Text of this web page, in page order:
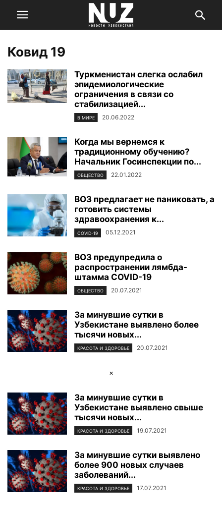
Ковид 19
Туркменистан слегка ослабил
эпидемиологические
ограничения в связи со
стабилизацией...
В МИРЕ 20.06.2022
Когда мы вернемся к
традиционному обучению?
Начальник Госинспекции по...
ОБЩЕСТВО 22.01.2022
ВОЗ предлагает не паниковать, а
готовить системы
здравоохранения к...
COVID-19 05.12.2021
ВОЗ предупредила о
распространении лямбда-
штамма COVID-19
ОБЩЕСТВО 20.07.2021
За минувшие сутки в
Узбекистане выявлено более
тысячи новых...
КРАСОТА И ЗДОРОВЬЕ 20.07.2021
×
За минувшие сутки в
Узбекистане выявлено свыше
тысячи новых...
КРАСОТА И ЗДОРОВЬЕ 19.07.2021
За минувшие сутки выявлено
более 900 новых случаев
заболеваний...
КРАСОТА И ЗДОРОВЬЕ 17.07.2021